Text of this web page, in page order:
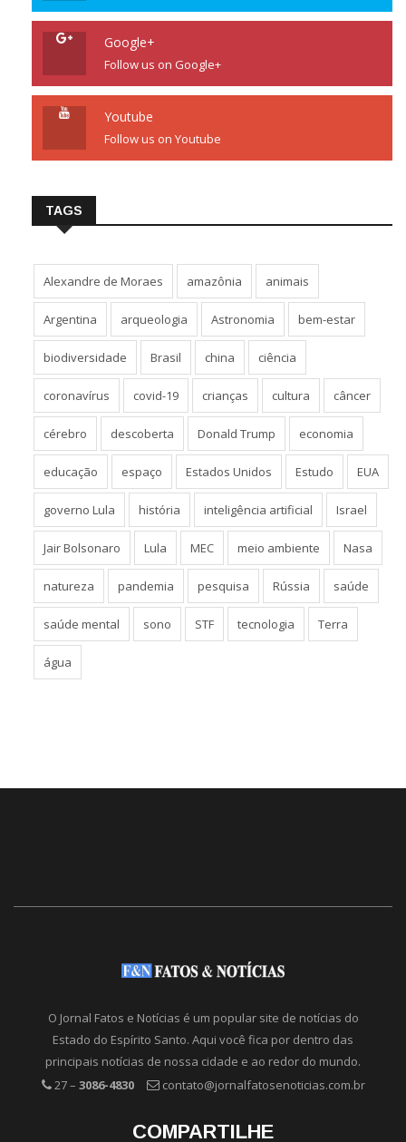
Google+
Follow us on Google+
Youtube
Follow us on Youtube
TAGS
Alexandre de Moraes amazônia animais
Argentina arqueologia Astronomia bem-estar
biodiversidade Brasil china ciência
coronavírus covid-19 crianças cultura câncer
cérebro descoberta Donald Trump economia
educação espaço Estados Unidos Estudo EUA
governo Lula história inteligência artificial Israel
Jair Bolsonaro Lula MEC meio ambiente Nasa
natureza pandemia pesquisa Rússia saúde
saúde mental sono STF tecnologia Terra
água
O Jornal Fatos e Notícias é um popular site de notícias do
Estado do Espírito Santo. Aqui você fica por dentro das
principais notícias de nossa cidade e ao redor do mundo.
27 – 3086-4830 contato@jornalfatosenoticias.com.br
COMPARTILHE